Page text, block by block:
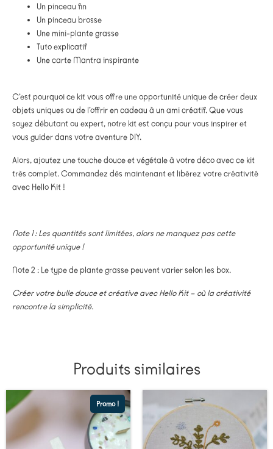
Un pinceau fin
Un pinceau brosse
Une mini-plante grasse
Tuto explicatif
Une carte Mantra inspirante
C’est pourquoi ce kit vous offre une opportunité unique de créer deux
objets uniques ou de l’offrir en cadeau à un ami créatif. Que vous
soyez débutant ou expert, notre kit est conçu pour vous inspirer et
vous guider dans votre aventure DIY.
Alors, ajoutez une touche douce et végétale à votre déco avec ce kit
très complet. Commandez dès maintenant et libérez votre créativité
avec Hello Kit !
Note 1 : Les quantités sont limitées, alors ne manquez pas cette
opportunité unique !
Note 2 : Le type de plante grasse peuvent varier selon les box.
Créer votre bulle douce et créative avec Hello Kit – où la créativité
rencontre la simplicité.
Produits similaires
Promo !